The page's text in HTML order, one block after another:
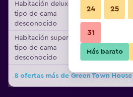
Habitación deluxe,
tipo de cama
desconocido
Habitación superior,
tipo de cama
desconocido
8 ofertas más de Green Town
24 25
31
Más barato